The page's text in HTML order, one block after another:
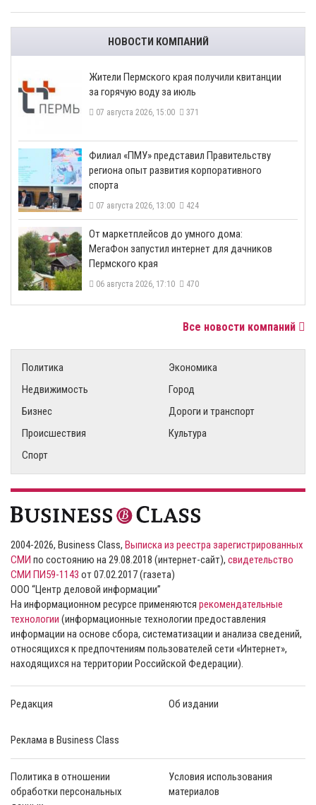
НОВОСТИ КОМПАНИЙ
​Жители Пермского края получили квитанции
за горячую воду за июль
07 августа 2026, 15:00 371
​Филиал «ПМУ» представил Правительству
региона опыт развития корпоративного
спорта
07 августа 2026, 13:00 424
От маркетплейсов до умного дома:
МегаФон запустил интернет для дачников
Пермского края
06 августа 2026, 17:10 470
Все новости компаний
Политика
Экономика
Недвижимость
Город
Бизнес
Дороги и транспорт
Происшествия
Культура
Спорт
2004-2026, Business Class, Выписка из реестра зарегистрированных
СМИ по состоянию на 29.08.2018 (интернет-сайт), свидетельство
СМИ ПИ59-1143 от 07.02.2017 (газета)
ООО “Центр деловой информации”
На информационном ресурсе применяются рекомендательные
технологии (информационные технологии предоставления
информации на основе сбора, систематизации и анализа сведений,
относящихся к предпочтениям пользователей сети «Интернет»,
находящихся на территории Российской Федерации).
Редакция Об издании
Реклама в Business Class
Политика в отношении
обработки персональных
Условия использования
материалов